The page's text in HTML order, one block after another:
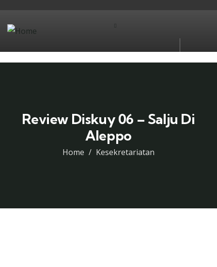
Review Diskuy 06 – Salju Di
Aleppo
Home Kesekretariatan